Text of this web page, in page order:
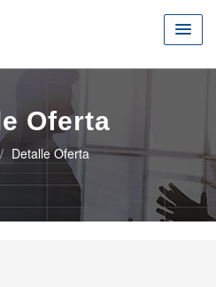
Oferta
Detalle Oferta